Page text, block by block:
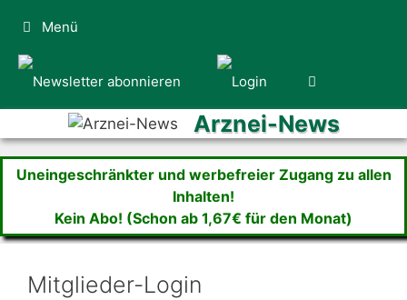
Inhalt
springen
Menü
Arznei-News
Uneingeschränkter und werbefreier Zugang zu allen
Inhalten!
Kein Abo! (Schon ab 1,67€ für den Monat)
Mitglieder-Login